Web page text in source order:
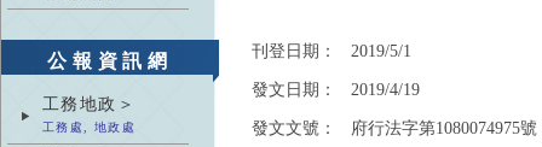
公報資訊網
工務地政＞
工務處, 地政處
刊登日期：
2019/5/1
發文日期：
2019/4/19
發文文號：
府行法字第1080074975號